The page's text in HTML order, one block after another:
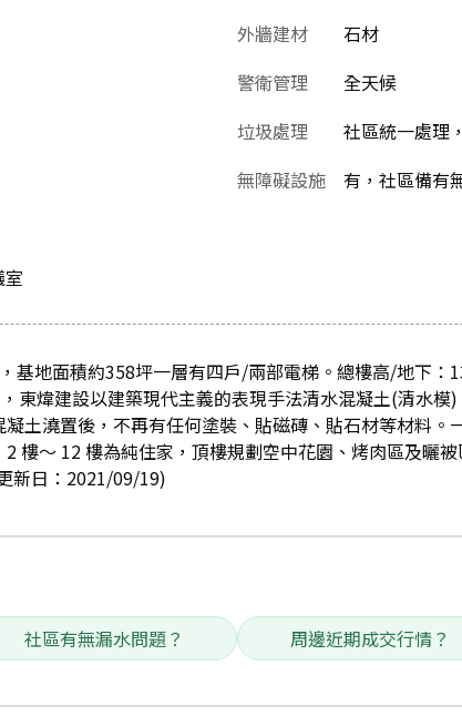
外牆建材
石材
警衛管理
全天候
垃圾處理
社區統一處理
無障礙設施
有，社區備有
基地面積約358坪一層有四戶/兩部電梯。總樓高/地下：
東煒建設以建築現代主義的表現手法清水混凝土(清水模
土澆置後，不再有任何塗裝、貼磁磚、貼石材等材料。
樓～ 12 樓為純住家，頂樓規劃空中花園、烤肉區及曬
新日：2021/09/19)
社區有無漏水問題？ 周邊近期成交行情？